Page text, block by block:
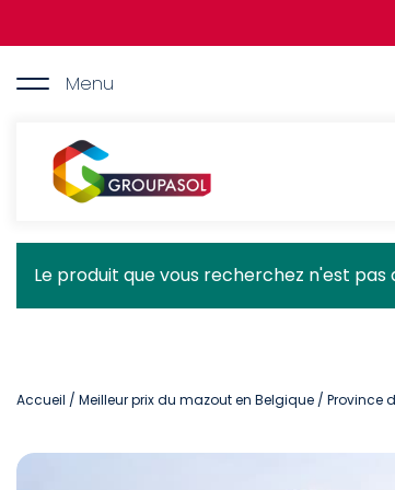
principalMenu
Groupasol
Message
d'état
Le produit que vous recherchez n'est
Accueil / Meilleur prix du mazout en Belgique / Province